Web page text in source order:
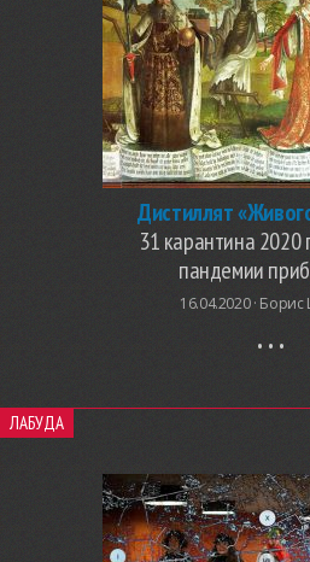
Дистиллят
31 карантина 2020
пандемии
16.04.2020 · Борис
ЛАБУДА